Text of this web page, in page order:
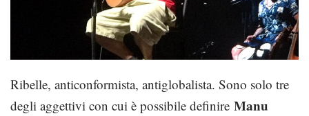
Ribelle, anticonformista, antiglobalista. Sono solo tre
degli aggettivi con cui è possibile definire Manu